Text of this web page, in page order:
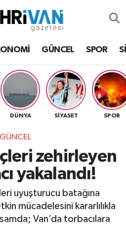
GÜNCEL SPOR
DÜNYA SİYASET SPOR
GÜNCEL
zehirleyen
yakalandı!
uyuşturucu batağına
mücadelesini kararlılıkla
Van’da torbacılara
Haritası
ve Fikstür